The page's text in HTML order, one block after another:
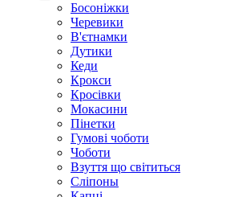
Босоніжки
Черевики
В'єтнамки
Дутики
Кеди
Крокси
Кросівки
Мокасини
Пінетки
Гумові чоботи
Чоботи
Взуття що світиться
Сліпоны